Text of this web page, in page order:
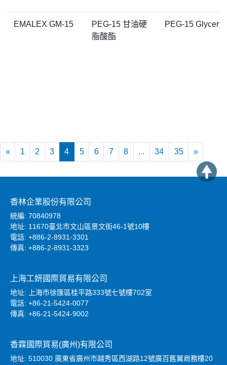
EMALEX GM-15
PEG-15 甘油硬
脂酸酯
PEG-15
« 1 2 3 4 5 6 7 8 ... 34 35 »
香林企業股份有限公司
統編: 70840978
地址: 11670臺北市文山區景文街46-1號10樓
電話: +886-2-8931-3301
傳真: +886-2-8931-3323
上海工妍國際貿易有限公司
地址: 上海市徐匯區桂平路333號七號樓702室
電話: +86-21-5424-0077
傳真: +86-21-5424-9002
香霖國際貿易(廣州)有限公司
地址: 510030 廣東省廣州市越秀區西湖路12號廣百舊翼商務樓20